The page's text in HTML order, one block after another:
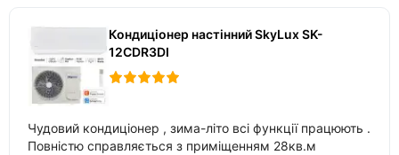
Кондиціонер настінний SkyLux SK-
12CDR3DI
Чудовий кондиціонер , зима-літо всі функції працюють .
Повністю справляється з приміщенням 28кв.м